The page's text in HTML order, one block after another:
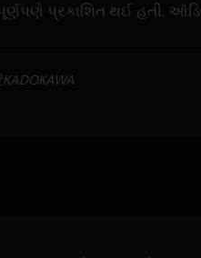
પ્રકાશિત થઈ હતી.